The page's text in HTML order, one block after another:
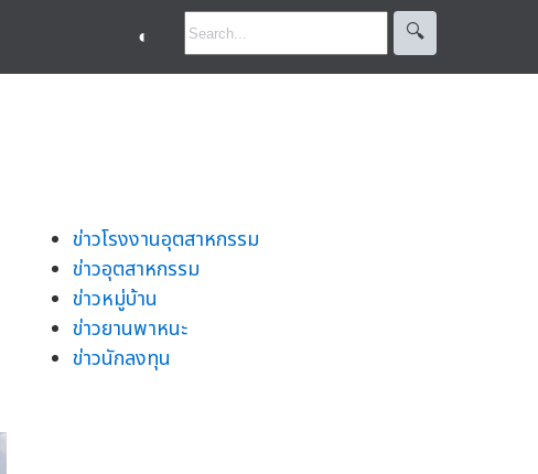
◐ 🔍︎
ข่าวโรงงานอุตสาหกรรม
ข่าวอุตสาหกรรม
ข่าวหมู่บ้าน
ข่าวยานพาหนะ
ข่าวนักลงทุน